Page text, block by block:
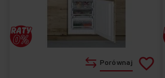
Porównaj Dodaj